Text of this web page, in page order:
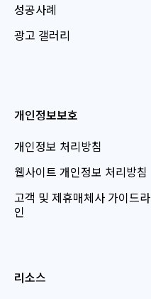
성공사례
광고 갤러리
개인정보보호
개인정보 처리방침
웹사이트 개인정보 처리방침
고객 및 제휴매체사 가이드라
인
리소스